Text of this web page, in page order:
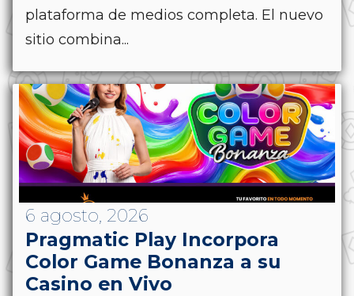
plataforma de medios completa. El nuevo
sitio combina...
6 agosto, 2026
Pragmatic Play Incorpora
Color Game Bonanza a su
Casino en Vivo